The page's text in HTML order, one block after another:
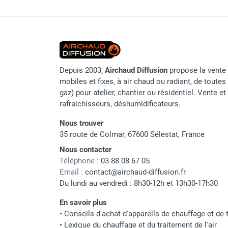
carton
Chaudière fixe à eau
Aérotherme fixe mural
Aérotherme électrique
Aérotherme au gaz
Aérotherme à eau chaude ou froide
Aérotherme au fioul
Aérotherme pompe à chaleur
(détente directe)
Chauffage mobile électrique, fioul et
gaz
Chauffage mobile électrique
Chauffage haute température pour
étuvage industriel ou destruction
Classement produit
Depuis 2003, Airchaud Diffusion propose la
mobiles et fixes, à air chaud ou radiant, de
gaz) pour atelier, chantier ou résidentiel. Vente
rafraichisseurs, déshumidificateurs.
Nous trouver
35 route de Colmar, 67600 Sélestat, France
Nous contacter
Téléphone : 03 88 08 67 05
Email : contact@airchaud-diffusion.fr
Du lundi au vendredi : 8h30-12h et 13h30-17h30
En savoir plus
• Conseils d'achat d'appareils de chauffage et de
• Lexique du chauffage et du traitement de l'air